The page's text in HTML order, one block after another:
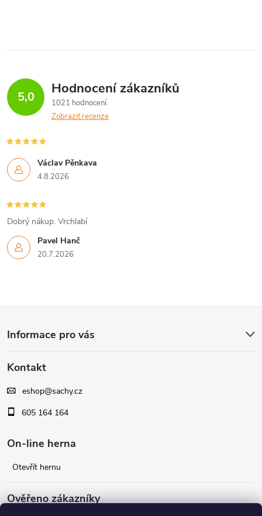
5,0 Hodnocení zákazníků
1021 hodnocení
Zobrazit recenze
Václav Pěnkava
4.8.2026
Pavel Hanč
20.7.2026
Dobrý nákup. Vrchlabí
p
a
Informace pro vás
Kontakt
eshop@sachy.cz
605 164 164
On-line herna
Otevřít hernu
Ověřeno zákazníky